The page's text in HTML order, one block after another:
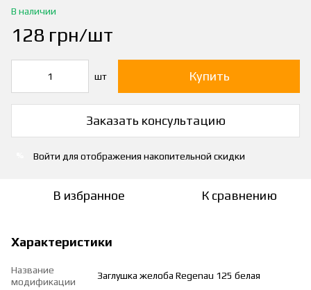
В наличии
128 грн/шт
шт Купить
Заказать консультацию
Войти для отображения накопительной скидки
В избранное К сравнению
Характеристики
Название
модификации
Заглушка желоба Regenau 125 белая